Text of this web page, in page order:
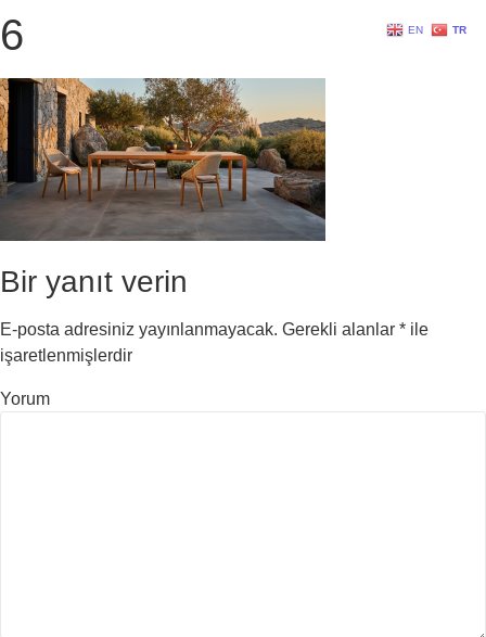
6
Bir yanıt verin
E-posta adresiniz yayınlanmayacak. Gerekli alanlar * ile
işaretlenmişlerdir
Yorum
EN TR